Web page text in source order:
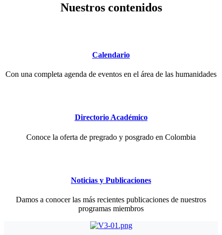
Nuestros contenidos
Calendario
Con una completa agenda de eventos en el área de las humanidades
Directorio Académico
Conoce la oferta de pregrado y posgrado en Colombia
Noticias y Publicaciones
Damos a conocer las más recientes publicaciones de nuestros
programas miembros